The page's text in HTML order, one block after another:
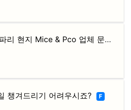
[GH코리아] 프랑스 파리 현지 Mice & Pco 업체 문의및 이벤트 진행 업체 모
챙겨드리기 어려우시죠? F